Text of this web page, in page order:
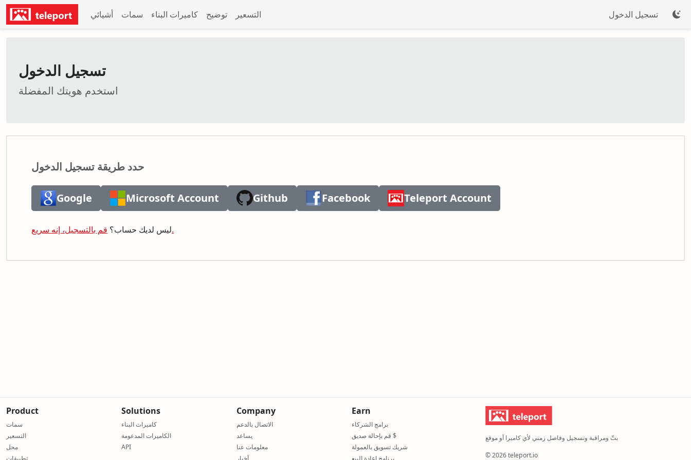
أشيائي سمات كاميرات البناء توضيح التسعير تسجيل الدخول
تسجيل الدخول
استخدم هويتك المفضلة
حدد طريقة تسجيل الدخول
Google Microsoft Account Github Facebook Teleport Account
ليس لديك حساب؟قم بالتسجيل، إنه سريع.
Product
سمات
التسعير
محل
تطبيقات
Solutions
كاميرات البناء
الكاميرات المدعومة
API
Company
الاتصال بالدعم
يساعد
معلومات عنا
أخبار
Earn
برامج الشركاء
قم بإحالة صديق $
شريك تسويق بالعمولة
برنامج إعادة البيع
بثّ ومراقبة وتسجيل وفاصل زمني لأي كاميرا أو موقع
© 2026 teleport.io